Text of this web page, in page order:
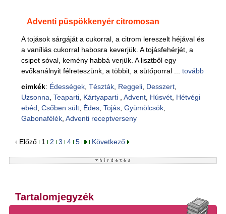
Adventi püspökkenyér citromosan
A tojások sárgáját a cukorral, a citrom lereszelt héjával és
a vaníliás cukorral habosra keverjük. A tojásfehérjét, a
csipet sóval, kemény habbá verjük. A lisztből egy
evőkanálnyit félreteszünk, a többit, a sütőporral ... tovább
cimkék: Édességek, Tészták, Reggeli, Desszert,
Uzsonna Teaparti, Kártyaparti Advent, Húsvét, Hétvégi
ebéd Csőben sült, Édes, Tojás, Gyümölcsök,
Gabonafélék, Adventi receptverseny
Előző 1 2 3 4 5 Következő
Tartalomjegyzék